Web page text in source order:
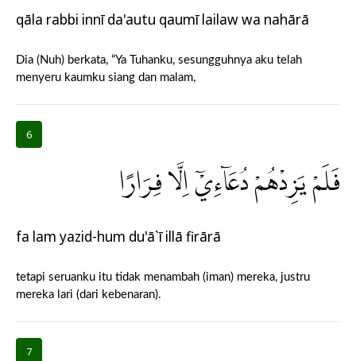
qāla rabbi innī da'autu qaumī lailaw wa nahārā
Dia (Nuh) berkata, “Ya Tuhanku, sesungguhnya aku telah
menyeru kaumku siang dan malam,
6
فَلَمْ يَزِدْهُمْ دُعَاۤءِيْٓ اِلَّا فِرَارًا
fa lam yazid-hum du'ā`ī illā firārā
tetapi seruanku itu tidak menambah (iman) mereka, justru
mereka lari (dari kebenaran).
7